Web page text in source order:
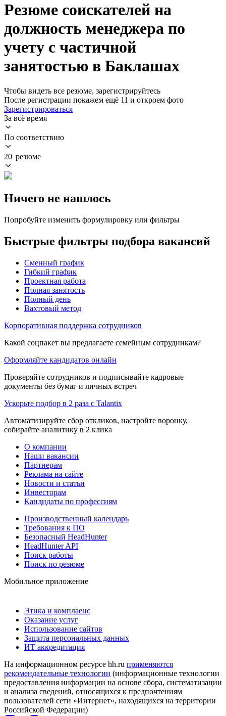
Резюме соискателей на
должность менеджера по
учету с частичной
занятостью в Баклашах
Чтобы видеть все резюме, зарегистрируйтесь
После регистрации покажем ещё 11 и откроем фото
Зарегистрироваться
За всё время
По соответствию
20 резюме
Ничего не нашлось
Попробуйте изменить формулировку или фильтры
Быстрые фильтры подбора вакансий
Сменный график
Гибкий график
Проектная работа
Полная занятость
Полный день
Вахтовый метод
Корпоративная поддержка сотрудников
Какой соцпакет вы предлагаете семейным сотрудникам?
Оформляйте кандидатов онлайн
Проверяйте сотрудников и подписывайте кадровые
документы без бумаг и личных встреч
Ускорьте подбор в 2 раза с Talantix
Автоматизируйте сбор откликов, настройте воронку,
собирайте аналитику в 2 клика
О компании
Наши вакансии
Партнерам
Реклама на сайте
Новости и статьи
Инвесторам
Кандидаты по профессиям
Производственный календарь
Требования к ПО
Безопасный HeadHunter
HeadHunter API
Поиск работы
Поиск по резюме
Мобильное приложение
Этика и комплаенс
Оказание услуг
Использование сайтов
Защита персональных данных
ИТ аккредитация
На информационном ресурсе hh.ru применяются
рекомендательные технологии (информационные технологии
предоставления информации на основе сбора, систематизации
и анализа сведений, относящихся к предпочтениям
пользователей сети «Интернет», находящихся на территории
Российской Федерации)